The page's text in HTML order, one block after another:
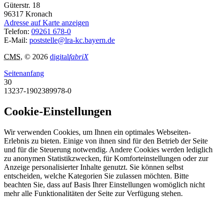
Güterstr. 18
96317 Kronach
Adresse auf Karte anzeigen
Telefon: 09261 678-0
E-Mail: poststelle@lra-kc.bayern.de
CMS, © 2026 digitalfabriX
Seitenanfang
30
13237-1902389978-0
Cookie-Einstellungen
Wir verwenden Cookies, um Ihnen ein optimales Webseiten-
Erlebnis zu bieten. Einige von ihnen sind für den Betrieb der Seite
und für die Steuerung notwendig. Andere Cookies werden lediglich
zu anonymen Statistikzwecken, für Komforteinstellungen oder zur
Anzeige personalisierter Inhalte genutzt. Sie können selbst
entscheiden, welche Kategorien Sie zulassen möchten. Bitte
beachten Sie, dass auf Basis Ihrer Einstellungen womöglich nicht
mehr alle Funktionalitäten der Seite zur Verfügung stehen.